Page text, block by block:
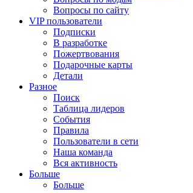
Вопросы по сайту
VIP пользователи
Подписки
В разработке
Пожертвования
Подарочные карты
Детали
Разное
Поиск
Таблица лидеров
События
Правила
Пользователи в сети
Наша команда
Вся активность
Больше
Больше